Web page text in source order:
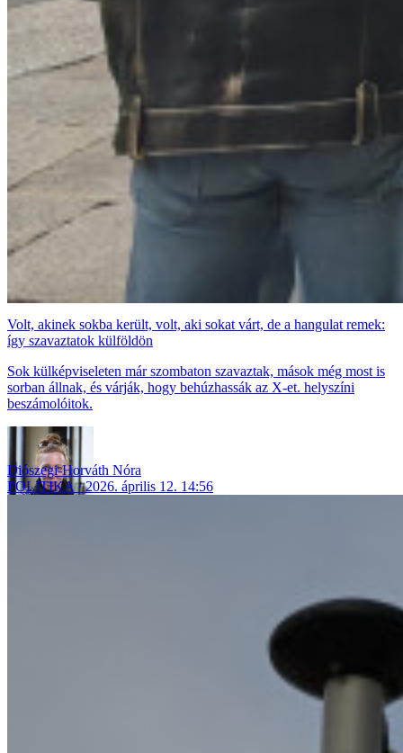
Volt, akinek sokba került, volt, aki sokat várt, de a hangulat remek:
így szavaztatok külföldön
Sok külképviseleten már szombaton szavaztak, mások még most is
sorban állnak, és várják, hogy behúzhassák az X-et. helyszíni
beszámolóitok.
Diószegi-Horváth Nóra
POLITIKA
2026. április 12. 14:56